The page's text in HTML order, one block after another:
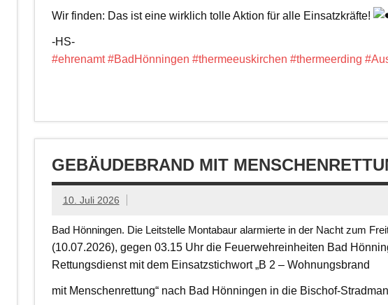
Wir finden: Das ist eine wirklich tolle Aktion für alle Einsatzkräfte!
-HS-
#ehrenamt #BadHönningen #thermeeuskirchen #thermeerding
GEBÄUDEBRAND MIT
10. Juli 2026
Bad Hönningen. Die Leitstelle Montabaur alarmierte in der Nacht zum
(10.07.2026), gegen 03.15 Uhr die Feuerwehreinheiten Bad
Rettungsdienst mit dem Einsatzstichwort „B 2 – Wohnungsbrand
mit Menschenrettung“ nach Bad Hönningen in die Bischof-